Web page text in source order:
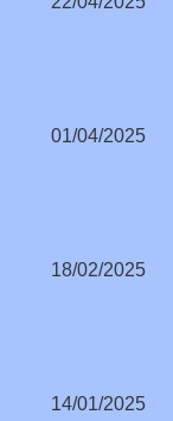
01/04/2025
18/02/2025
14/01/2025